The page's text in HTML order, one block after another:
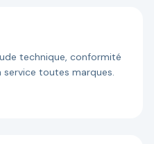
technique, conformité
toutes marques.